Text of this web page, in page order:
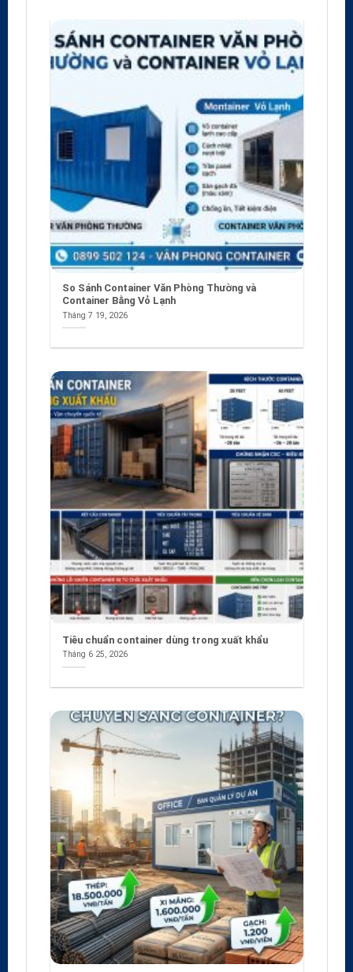
So Sánh Container Văn Phòng Thường và
Container Bằng Vỏ Lạnh
Tháng 7 19, 2026
Tiêu chuẩn container dùng trong xuất khẩu
Tháng 6 25, 2026